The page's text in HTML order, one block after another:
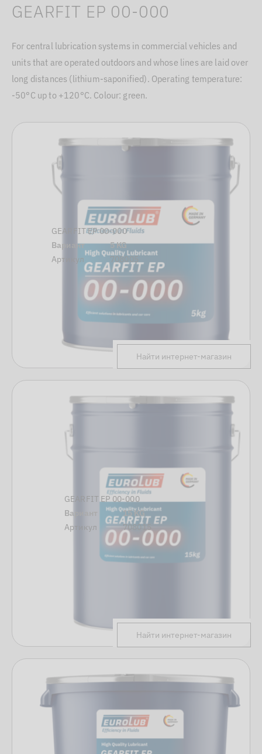
GEARFIT EP 00-000
For central lubrication systems in commercial vehicles and
units that are operated outdoors and whose lines are laid over
long distances (lithium-saponified). Operating temperature:
-50°C up to +120°C. Colour: green.
GEARFIT EP 00-000
Вариант
5 KG
Артикул
708005
Найти интернет-магазин
GEARFIT EP 00-000
Вариант
15 KG
Артикул
708015
Найти интернет-магазин